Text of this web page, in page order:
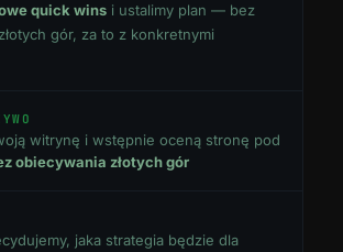
quick wins i ustalimy plan — bez
gór, za to z konkretnymi
witrynę i wstępnie oceną stronę pod
obiecywania złotych gór
jaka strategia będzie dla